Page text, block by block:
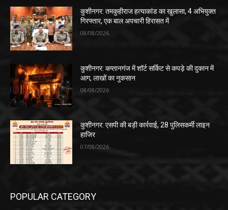
कुशीनगर: तमकुहीराज हत्याकांड का खुलासा, 4 अभियुक्त
गिरफ्तार, एक बाल अपचारी हिरासत में
08/08/2026
कुशीनगर: कप्तानगंज में शॉर्ट सर्किट से कपड़े की दुकान में
आग, लाखों का नुकसान
08/08/2026
कुशीनगर: एसपी की बड़ी कार्रवाई, 28 पुलिसकर्मी लाइन
हाजिर
07/08/2026
POPULAR CATEGORY